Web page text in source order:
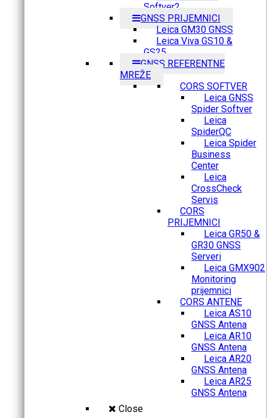
Softver2
GNSS PRIJEMNICI
Leica GM30 GNSS
Leica Viva GS10 &
GS25
GNSS REFERENTNE
MREŽE
CORS SOFTVER
Leica GNSS
Spider Softver
Leica
SpiderQC
Leica Spider
Business
Center
Leica
CrossCheck
Servis
CORS
PRIJEMNICI
Leica GR50 &
GR30 GNSS
Serveri
Leica GMX902
Monitoring
prijemnici
CORS ANTENE
Leica AS10
GNSS Antena
Leica AR10
GNSS Antena
Leica AR20
GNSS Antena
Leica AR25
GNSS Antena
Close